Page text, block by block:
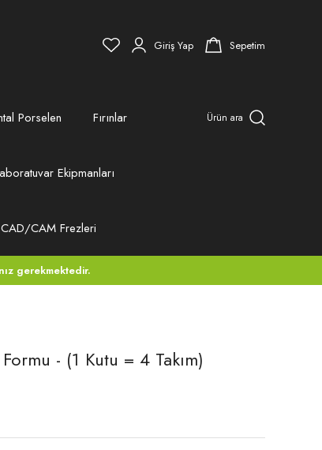
Giriş Yap Sepetim
Porselen Fırınlar
Ekipmanları
CAD/CAM Frezleri
Ürün ara
gerekmektedir.
- (1 Kutu = 4 Takım)